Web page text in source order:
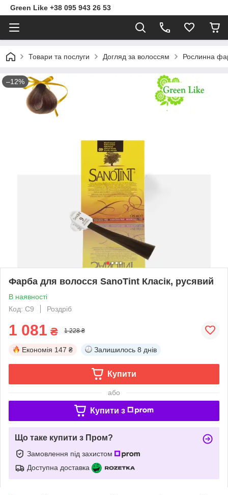
Green Like +38 095 943 26 53
Товари та послуги Догляд за волоссям Рослинна
–12%
Фарба для волосся SanoTint Класік, русявий
В наявності
Код: С9
Роздріб
1 081 ₴ 1 228 ₴
Економія 147 ₴ Залишилось 8 днів
Купити
або
Купити з
Що таке купити з Пром?
Замовлення під захистом
Доступна доставка